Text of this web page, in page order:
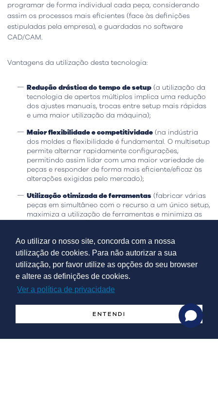
Ao utilizar o nosso site, concorda com a nossa
utilização de cookies. Para não autorizar a sua
utilização, por favor utilize as opções do seu browser
e altere as definições de cookies.
Ver a política de privacidade
ENTENDI
programar de forma individual cada peça, considerando
assim os processos mais eficientes (face às definições
estipuladas pela empresa), e guardadas no software
CAD/CAM.
Vantagens da utilização desta tecnologia:
Redução drástica do tempo de setup (a utilização da
tecnologia de apertos múltiplos implica uma redução
dos ajustes manuais, trocas entre setup mais rápidas
e uma maior utilização da máquina);
Maior flexibilidade e competitividade (na indústria
dos moldes a flexibilidade é fundamental. O multisetup
permite alternar rapidamente configurações,
permitindo assim lidar com uma maior variedade de
peças e responder de forma mais eficiente/eficaz às
alterações exigidas pelo mercado);
Utilização otimizada de ferramentas (fabricar várias
peças em simultâneo com o recurso a um único setup,
maximiza a utilização de ferramentas e minimiza as
eficiência no geral);
Melhor qualidade e precisão
(o processo CAD/CAM
automatizado permite produzir peças com maior nível
de precisão e consistência; reduzir o número de
apertos e ajustes necessários na produção e também
reduz o risco de erros e inconsistências, resultando
assim em peças de maior qualidade);
Aumento da produtividade e rentabilidade(ao reduzir
reduz os custos de mão de obra e o tempo de